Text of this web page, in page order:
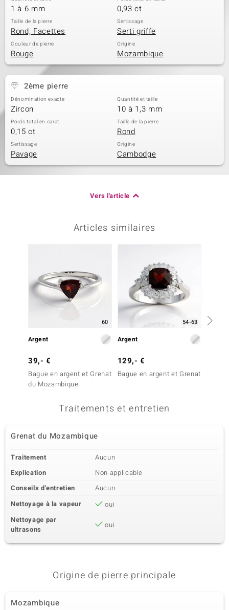
1 à 6 mm 0,93 ct
Taille de la pierre
Rond, Facettes
Sertissage
Serti griffe
Couleur de pierre
Rouge
Origine
Mozambique
2ème pierre
Dénomination exacte
Zircon
Quantité et taille
10 à 1,3 mm
Poids total en carat
0,15 ct
Taille de la pierre
Rond
Sertissage
Pavage
Origine
Cambodge
Vers l'article
Articles similaires
60
Argent
39,- €
Bague en argent et Grenat
du Mozambique
54-63
Argent
129,- €
Bague en argent et Grenat
Traitements et entretien
Grenat du Mozambique
Traitement
Aucun
Explication
Non applicable
Conseils d'entretien
Aucun
Nettoyage à la vapeur
oui
Nettoyage par
ultrasons
oui
Origine de pierre principale
Mozambique